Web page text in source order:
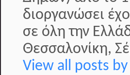
διοργανώσει
σε όλη την
Θεσσαλονίκη,
View all posts